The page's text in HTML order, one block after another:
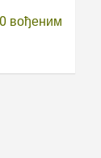
вођеним